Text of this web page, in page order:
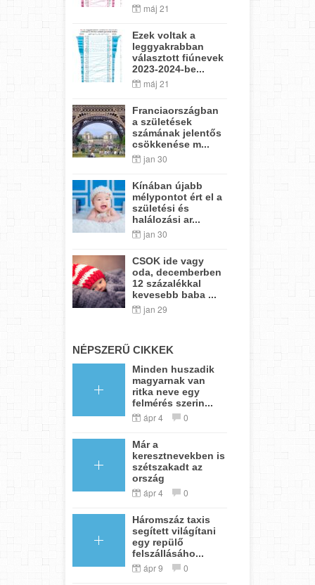
máj 21
Ezek voltak a
leggyakrabban
választott fiúnevek
2023-2024-be...
máj 21
Franciaországban
a születések
számának jelentős
csökkenése m...
jan 30
Kínában újabb
mélypontot ért el a
születési és
halálozási ar...
jan 30
CSOK ide vagy
oda, decemberben
12 százalékkal
kevesebb baba ...
jan 29
NÉPSZERŰ CIKKEK
Minden huszadik
magyarnak van
ritka neve egy
felmérés szerin...
ápr 4 0
Már a
keresztnevekben is
szétszakadt az
ország
ápr 4 0
Háromszáz taxis
segített világítani
egy repülő
felszállásáho...
ápr 9 0